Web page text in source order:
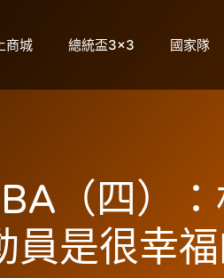
商城 總統盃3×3 國家隊
（四）
員是很幸